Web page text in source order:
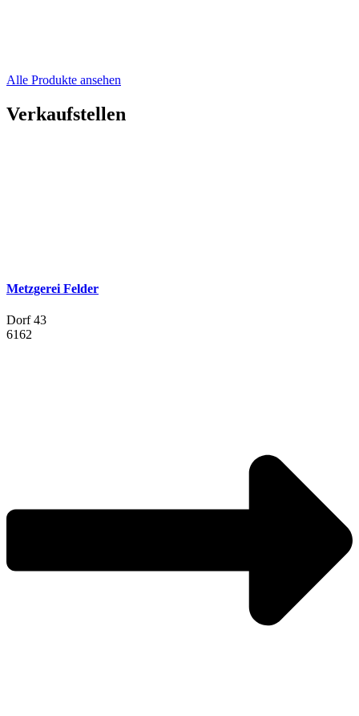
Alle Produkte ansehen
Verkaufstellen
Metzgerei Felder
Dorf 43
6162